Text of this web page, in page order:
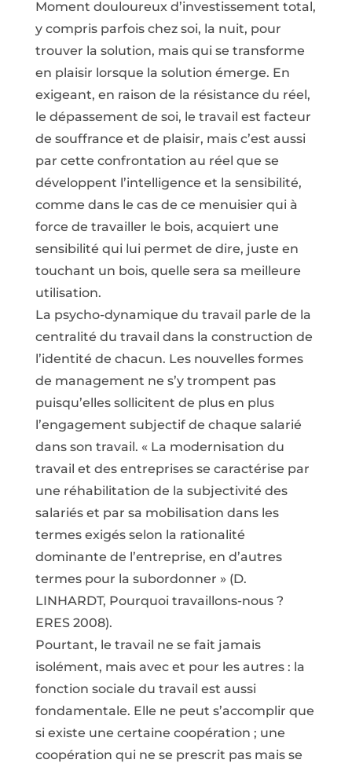
Moment douloureux d’investissement total,
y compris parfois chez soi, la nuit, pour
trouver la solution, mais qui se transforme
en plaisir lorsque la solution émerge. En
exigeant, en raison de la résistance du réel,
le dépassement de soi, le travail est facteur
de souffrance et de plaisir, mais c’est aussi
par cette confrontation au réel que se
développent l’intelligence et la sensibilité,
comme dans le cas de ce menuisier qui à
force de travailler le bois, acquiert une
sensibilité qui lui permet de dire, juste en
touchant un bois, quelle sera sa meilleure
utilisation.
La psycho-dynamique du travail parle de la
centralité du travail dans la construction de
l’identité de chacun. Les nouvelles formes
de management ne s’y trompent pas
puisqu’elles sollicitent de plus en plus
l’engagement subjectif de chaque salarié
dans son travail. « La modernisation du
travail et des entreprises se caractérise par
une réhabilitation de la subjectivité des
salariés et par sa mobilisation dans les
termes exigés selon la rationalité
dominante de l’entreprise, en d’autres
termes pour la subordonner » (D.
LINHARDT, Pourquoi travaillons-nous ?
ERES 2008).
Pourtant, le travail ne se fait jamais
isolément, mais avec et pour les autres : la
fonction sociale du travail est aussi
fondamentale. Elle ne peut s’accomplir que
si existe une certaine coopération ; une
coopération qui ne se prescrit pas mais se